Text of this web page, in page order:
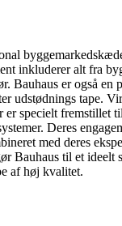
inkluderer alt fra
Bauhaus er også en
udstødnings tape.
er specielt fremstillet
Deres
med deres
Bauhaus til et ideelt
af høj kvalitet.